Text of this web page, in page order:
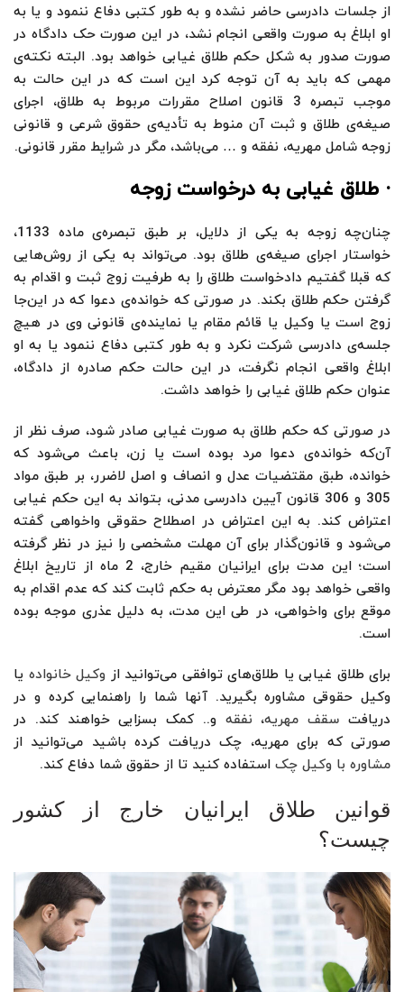
از جلسات دادرسی حاضر نشده و به طور کتبی دفاع ننمود و یا به
او ابلاغ به صورت واقعی انجام نشد، در این صورت حک دادگاه در
صورت صدور به شکل حکم طلاق غیابی خواهد بود. البته نکته‌ی
مهمی که باید به آن توجه کرد این است که در این حالت به
موجب تبصره 3 قانون اصلاح مقررات مربوط به طلاق، اجرای
صیغه‌ی طلاق و ثبت آن منوط به تأدیه‌ی حقوق شرعی و قانونی
زوجه شامل مهریه، نفقه و … می‌باشد، مگر در شرایط مقرر قانونی.
· طلاق غیابی به درخواست زوجه
چنان‌چه زوجه به یکی از دلایل، بر طبق تبصره‌ی ماده 1133،
خواستار اجرای صیغه‌ی طلاق بود. می‌تواند به یکی از روش‌هایی
که قبلا گفتیم دادخواست طلاق را به طرفیت زوج ثبت و اقدام به
گرفتن حکم طلاق بکند. در صورتی که خوانده‌ی دعوا که در این‌جا
زوج است یا وکیل یا قائم مقام یا نماینده‌ی قانونی وی در هیچ
جلسه‌ی دادرسی شرکت نکرد و به طور کتبی دفاع ننمود یا به او
ابلاغ واقعی انجام نگرفت، در این حالت حکم صادره از دادگاه،
عنوان حکم طلاق غیابی را خواهد داشت.
در صورتی که حکم طلاق به صورت غیابی صادر شود، صرف نظر از
آن‌که خوانده‌ی دعوا مرد بوده است یا زن، باعث می‌شود که
خوانده، طبق مقتضیات عدل و انصاف و اصل لاضرر، بر طبق مواد
305 و 306 قانون آیین دادرسی مدنی، بتواند به این حکم غیابی
اعتراض کند. به این اعتراض در اصطلاح حقوقی واخواهی گفته
می‌شود و قانون‌گذار برای آن مهلت مشخصی را نیز در نظر گرفته
است؛ این مدت برای ایرانیان مقیم خارج، 2 ماه از تاریخ ابلاغ
واقعی خواهد بود مگر معترض به حکم ثابت کند که عدم اقدام به
موقع برای واخواهی، در طی این مدت، به دلیل عذری موجه بوده
است.
برای طلاق غیابی یا طلاق‌های توافقی می‌توانید از وکیل خانواده یا
وکیل حقوقی مشاوره بگیرید. آنها شما را راهنمایی کرده و در
دریافت سقف مهریه، نفقه و..‌ کمک بسزایی خواهند کند. در
صورتی که برای مهریه، چک دریافت کرده باشید می‌توانید از
مشاوره با وکیل چک استفاده کنید تا از حقوق شما دفاع کند.
قوانین طلاق ایرانیان خارج از کشور
چیست؟